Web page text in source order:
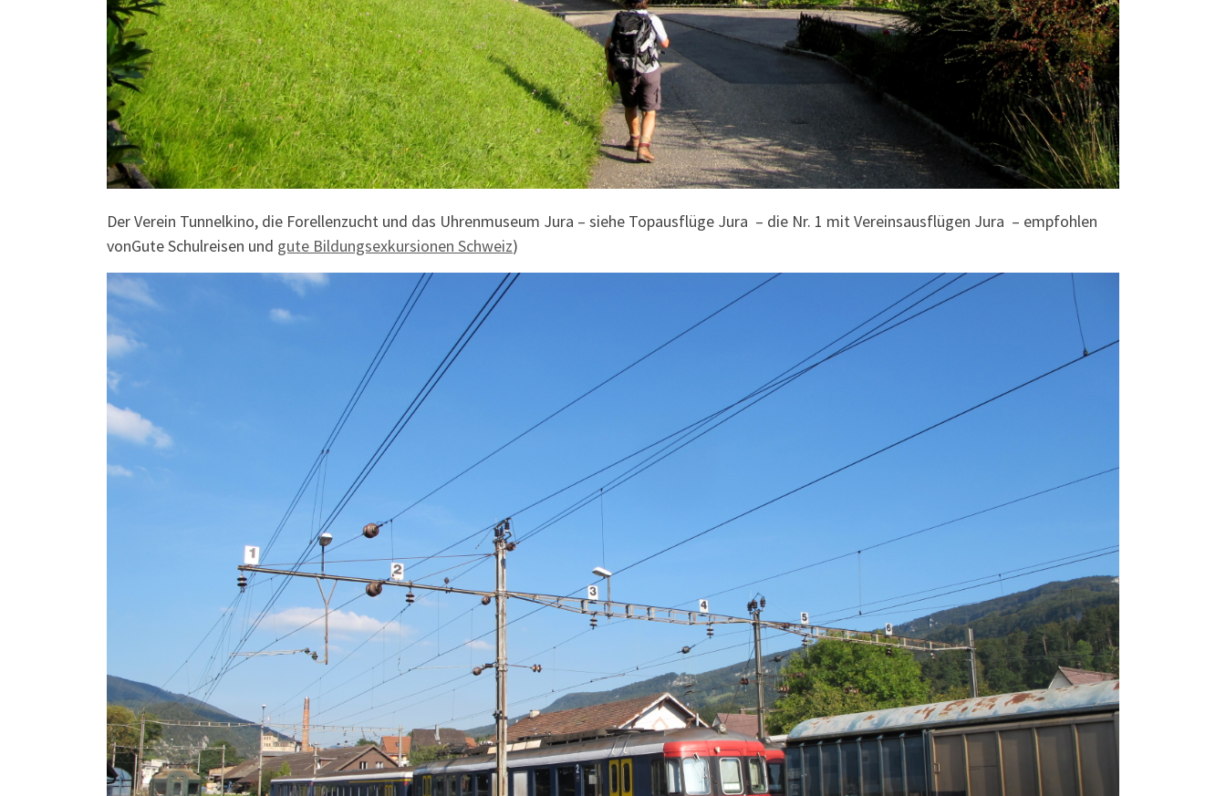
Der Verein Tunnelkino, die Forellenzucht und das Uhrenmuseum Jura – siehe Topausflüge Jura – die Nr. 1 mit Vereinsausflügen Jura – empfohlen
vonGute Schulreisen und gute Bildungsexkursionen Schweiz)